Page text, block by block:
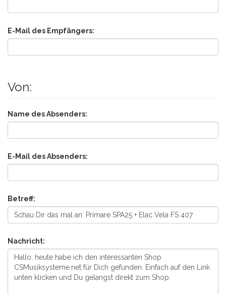
E-Mail des Empfängers:
Von:
Name des Absenders:
E-Mail des Absenders:
Betreff:
Nachricht: